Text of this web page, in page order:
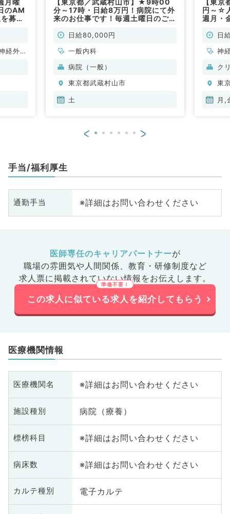
のAM
募集
経外
分～17時・日給8万円！病院にて外
来のお仕事です！毎週土曜日のご勤
日給80,000円
一般内科
病院（一般）
東京都武蔵村山市
土
円～☆
週月・
（一日
神
脳
般
科
ク
東
月,
< >
手当/福利厚生
通勤手当 ※詳細はお問い合わせください
医師専任のキャリアパートナーが
職場の雰囲気や人間関係、 教育・研修制度など
求人票に掲載されていない情報をお伝えします。
この求人に似ている求人を紹介してもらう
医療機関情報
医療機関名 ※詳細はお問い合わせください
施設種別 病院（療養）
標榜科目 ※詳細はお問い合わせください
病床数 ※詳細はお問い合わせください
カルテ種別 電子カルテ